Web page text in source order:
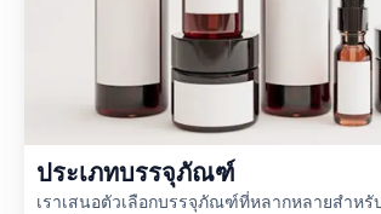
ประเภทบรรจุภัณฑ์
เราเสนอตัวเลือกบรรจุภัณฑ์ที่หลากหลายสำห